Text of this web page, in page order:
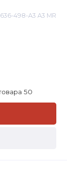
498-A3 А3 MR
50